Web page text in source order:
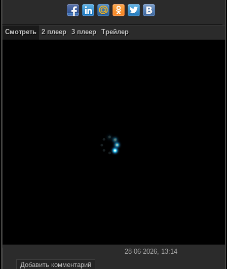
Смотреть 2 плеер 3 плеер Трейлер
Добавить комментарий
28-06-2026, 13:14